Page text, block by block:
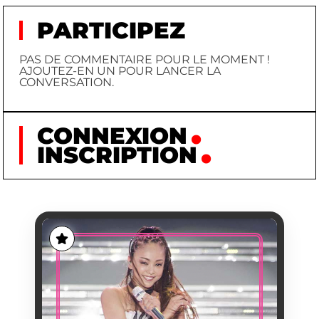
PARTICIPEZ
PAS DE COMMENTAIRE POUR LE MOMENT !
AJOUTEZ-EN UN POUR LANCER LA
CONVERSATION.
CONNEXION
INSCRIPTION
AMURO NAMIE
AMURO
PRÉNOM
NAMIE
NAISSANCE
1977/12/20
PREMIÈRE
DÉBUTS AVEC LE